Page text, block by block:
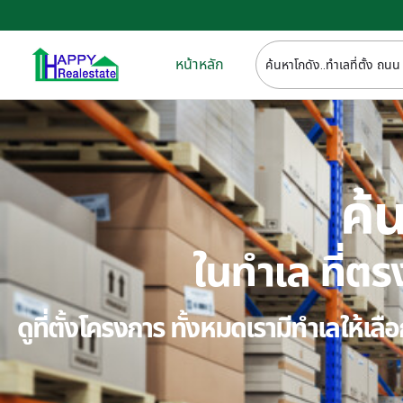
หน้าหลัก
ค้
ในทำเล ที่ต
ดูที่ตั้งโครงการ ทั้งหมดเรามีทำเลให้เ